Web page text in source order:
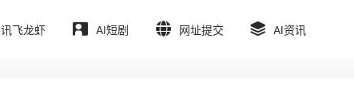
讯飞龙虾 AI短剧 网址提交 AI资讯